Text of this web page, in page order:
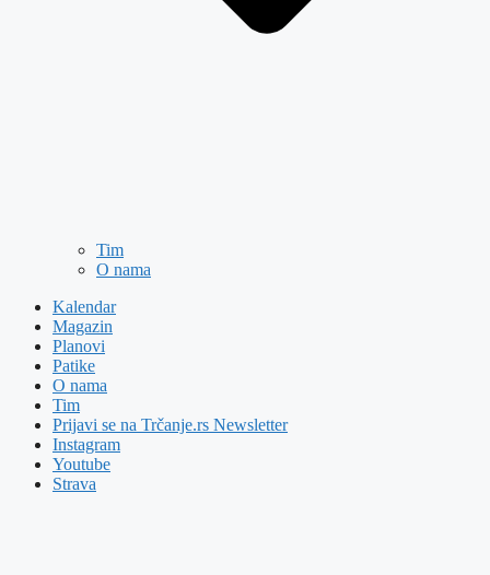
Tim
O nama
Kalendar
Magazin
Planovi
Patike
O nama
Tim
Prijavi se na Trčanje.rs Newsletter
Instagram
Youtube
Strava